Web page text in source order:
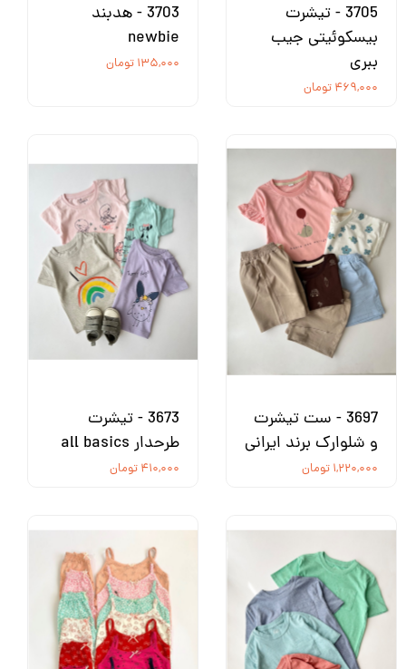
3705 - تیشرت
بیسکوئیتی جیب
ببری
۴۶۹,۰۰۰ تومان
3703 - هدبند
newbie
۱۳۵,۰۰۰ تومان
3697 - ست تیشرت
و شلوارک برند ایرانی
۱,۲۲۰,۰۰۰ تومان
3673 - تیشرت
طرحدار all basics
۴۱۰,۰۰۰ تومان